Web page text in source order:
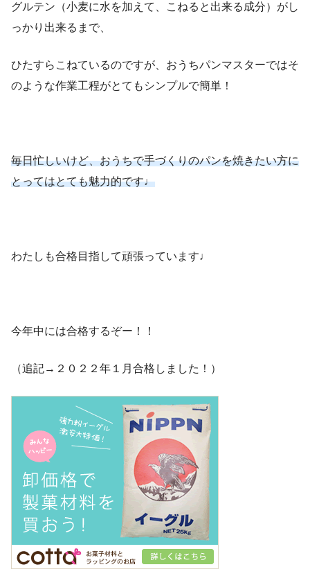
グルテン（小麦に水を加えて、こねると出来る成分）がし
っかり出来るまで、
ひたすらこねているのですが、おうちパンマスターではそ
のような作業工程がとてもシンプルで簡単！
毎日忙しいけど、おうちで手づくりのパンを焼きたい方に
とってはとても魅力的です♩
わたしも合格目指して頑張っています♩
今年中には合格するぞー！！
（追記→２０２２年１月合格しました！）